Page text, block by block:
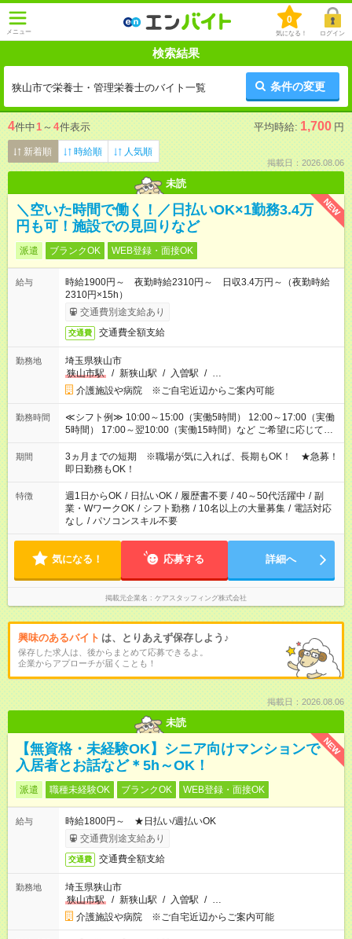
メニュー
0
気になる！ ログイン
検索結果
狭山市で栄養士・管理栄養士のバイト一覧 条件の変更
4件中1 ～ 4件表示 平均時給: 1,700 円
新着順 時給順 人気順
掲載日：2026.08.06
未読
NEW
＼空いた時間で働く！／日払いOK×1勤務3.4万
円も可！施設での見回りなど
派遣 ブランクOK WEB登録・面接OK
給与
時給1900円～ 夜勤時給2310円～ 日収3.4万円～（夜勤時給
2310円×15h）
交通費別途支給あり
交通費 交通費全額支給
勤務地
埼玉県狭山市
狭山市駅
/ 新狭山駅 / 入曽駅 / …
介護施設や病院 ※ご自宅近辺からご案内可能
勤務時間
≪シフト例≫ 10:00～15:00（実働5時間） 12:00～17:00（実働
5時間） 17:00～翌10:00（実働15時間）など ご希望に応じて、
働く時間は調整できます！ お気軽に担当へ相談ください！
期間
3ヵ月までの短期 ※職場が気に入れば、長期もOK！ ★急募！
即日勤務もOK！
特徴 週1日からOK / 日払いOK / 履歴書不要 / 40～50代活躍中 / 副
業・WワークOK / シフト勤務 / 10名以上の大量募集 / 電話対応
なし / パソコンスキル不要
気になる！ 応募する 詳細へ
掲載元企業名 ケアスタッフィング株式会社
興味のあるバイト は、とりあえず保存しよう♪
保存した求人は、後からまとめて応募できるよ。
企業からアプローチが届くことも！
掲載日：2026.08.06
未読
NEW
【無資格・未経験OK】シニア向けマンションで
入居者とお話など＊5h～OK！
派遣 職種未経験OK ブランクOK WEB登録・面接OK
給与
時給1800円～ ★日払い/週払いOK
交通費別途支給あり
交通費 交通費全額支給
勤務地
埼玉県狭山市
狭山市駅
/ 新狭山駅 / 入曽駅 / …
介護施設や病院 ※ご自宅近辺からご案内可能